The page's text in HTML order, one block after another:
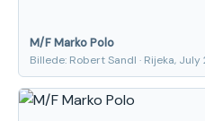
M/F Marko Polo
Billede: Robert Sandl · Rijeka,